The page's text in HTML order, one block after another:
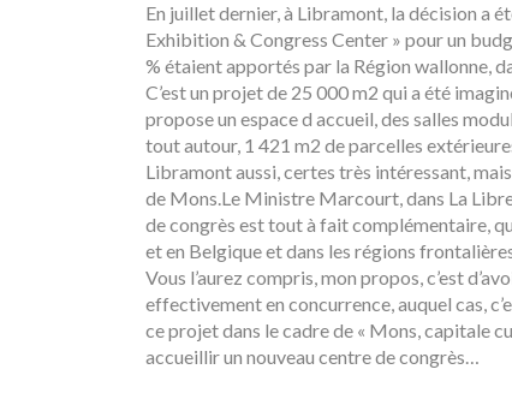
En juillet dernier, à Libramont, la décision a
Exhibition & Congress Center » pour un
% étaient apportés par la Région wallonne,
C’est un projet de 25 000 m2 qui a été
propose un espace d accueil, des salles
tout autour, 1 421 m2 de parcelles
Libramont aussi, certes très intéressant,
de Mons.Le Ministre Marcourt, dans La
de congrès est tout à fait complémentaire,
et en Belgique et dans les régions
Vous l’aurez compris, mon propos, c’est
effectivement en concurrence, auquel cas,
ce projet dans le cadre de « Mons, capitale
accueillir un nouveau centre de congrès…